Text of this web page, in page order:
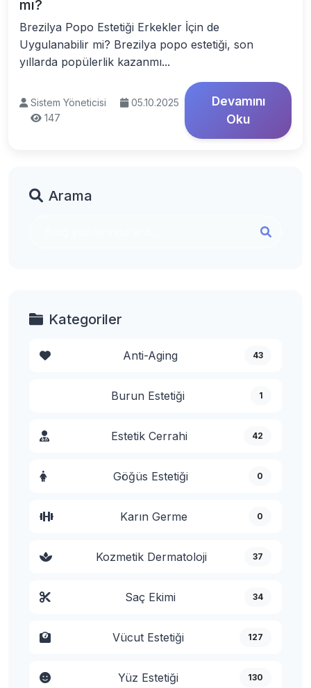
mı?
Brezilya Popo Estetiği Erkekler İçin de
Uygulanabilir mi? Brezilya popo estetiği, son
yıllarda popülerlik kazanmı...
Sistem Yöneticisi
05.10.2025
147
Devamını
Oku
Arama
Kategoriler
Anti-Aging 43
Burun Estetiği 1
Estetik Cerrahi 42
Göğüs Estetiği 0
Karın Germe 0
Kozmetik Dermatoloji 37
Saç Ekimi 34
Vücut Estetiği 127
Yüz Estetiği 130